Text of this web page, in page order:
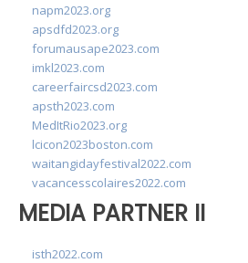
napm2023.org
apsdfd2023.org
forumausape2023.com
imkl2023.com
careerfaircsd2023.com
apsth2023.com
MedItRio2023.org
lcicon2023boston.com
waitangidayfestival2022.com
vacancesscolaires2022.com
MEDIA PARTNER II
isth2022.com